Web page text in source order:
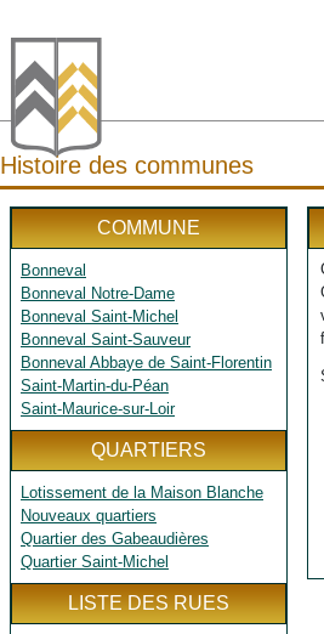
Histoire des communes
COMMUNE
Bonneval
Bonneval Notre-Dame
Bonneval Saint-Michel
Bonneval Saint-Sauveur
Bonneval Abbaye de Saint-Florentin
Saint-Martin-du-Péan
Saint-Maurice-sur-Loir
QUARTIERS
Lotissement de la Maison Blanche
Nouveaux quartiers
Quartier des Gabeaudières
Quartier Saint-Michel
LISTE DES RUES